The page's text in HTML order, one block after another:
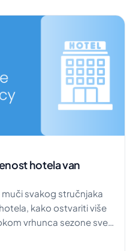
hotela van
svakog stručnjaka
kako ostvariti više
vrhunca sezone sve
hotela je visoka.